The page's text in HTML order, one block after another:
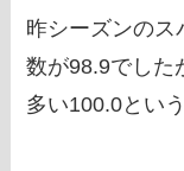
昨シーズンのス
数が98.9でした
多い100.0とい